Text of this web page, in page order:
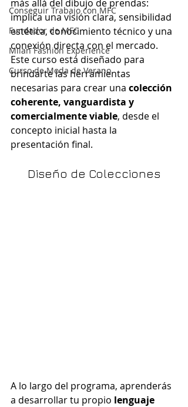
Conseguir Trabajo con MFC
Fundador de MFC
Milan Fashion Experience
Curso de Moda de Verano
más allá del dibujo de prendas:
implica una visión clara, sensibilidad
estética, conocimiento técnico y una
conexión directa con el mercado.
Este curso está diseñado para
brindarte las herramientas
necesarias para crear una colección
coherente, vanguardista y
comercialmente viable, desde el
concepto inicial hasta la
presentación final.
Diseño de Colecciones
A lo largo del programa, aprenderás
a desarrollar tu propio lenguaje